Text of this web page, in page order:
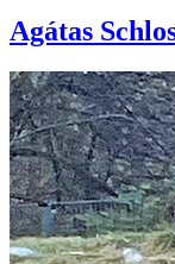
Agátas